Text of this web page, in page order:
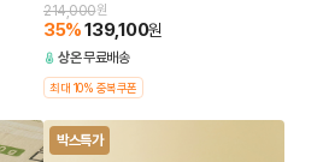
214,000원
35%139,100원
상온무료배송
최대 10% 중복쿠폰
박스특가